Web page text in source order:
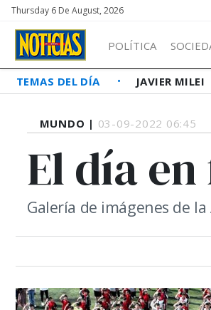
Thursday 6 De August, 2026
POLÍTICA
TEMAS DEL DÍA JAVIER MILEI
MUNDO | 03-09-2022 06:45
El día
Galería de imágenes de